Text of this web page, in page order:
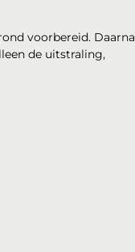
voorbereid. Daarna
de uitstraling,